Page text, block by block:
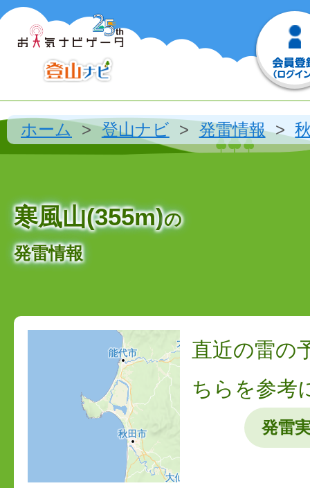
ホーム 登山ナビ 発雷情報
寒風山(355m)の
発雷情報
直近の雷の
ちらを参考
発雷